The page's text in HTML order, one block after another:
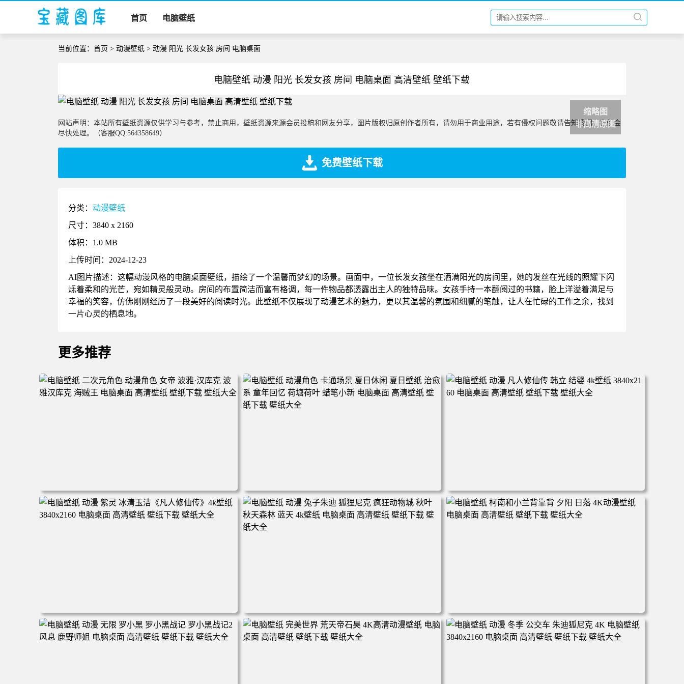
首页 电脑壁纸
当前位置：首页 >动漫壁纸 > 动漫 阳光 长发女孩 房间 电脑桌面
电脑壁纸 动漫 阳光 长发女孩 房间 电脑桌面 高清壁纸 壁纸下载
缩略图
非高清原图
网站声明：本站所有壁纸资源仅供学习与参考，禁止商用，壁纸资源来源会员投稿和网友分享，图片版权归原创作者所有，请勿用于商业用途，若有侵权问题敬请告知我们，我们会
尽快处理。（客服QQ:564358649）
免费壁纸下载
分类：动漫壁纸
尺寸：3840 x 2160
体积：1.0 MB
上传时间：2024-12-23
AI图片描述：这幅动漫风格的电脑桌面壁纸，描绘了一个温馨而梦幻的场景。画面中，一位长发女孩坐在洒满阳光的房间里，她的发丝在光线的照耀下闪
烁着柔和的光芒，宛如精灵般灵动。房间的布置简洁而富有格调，每一件物品都透露出主人的独特品味。女孩手持一本翻阅过的书籍，脸上洋溢着满足与
幸福的笑容，仿佛刚刚经历了一段美好的阅读时光。此壁纸不仅展现了动漫艺术的魅力，更以其温馨的氛围和细腻的笔触，让人在忙碌的工作之余，找到
一片心灵的栖息地。
更多推荐
电脑壁纸 二次元角色 动漫角色 女帝 波雅·汉库克 波雅汉库
克 海贼王 电脑桌面 高清壁纸 壁纸下载 壁纸大全
电脑壁纸 动漫角色 卡通场景 夏日休闲 夏日壁纸 治愈系 童
年回忆 荷塘荷叶 蜡笔小新 电脑桌面 高清壁纸 壁纸下载 壁
纸大全
电脑壁纸 动漫 凡人修仙传 韩立 结婴 4k壁纸 3840x2160 电
脑桌面 高清壁纸 壁纸下载 壁纸大全
电脑壁纸 动漫 紫灵 冰清玉洁《凡人修仙传》4k壁纸 3840x2
160 电脑桌面 高清壁纸 壁纸下载 壁纸大全
电脑壁纸 动漫 兔子朱迪 狐狸尼克 疯狂动物城 秋叶 秋天森
林 蓝天 4k壁纸 电脑桌面 高清壁纸 壁纸下载 壁纸大全
电脑壁纸 柯南和小兰背靠背 夕阳 日落 4K动漫壁纸 电脑桌
面 高清壁纸 壁纸下载 壁纸大全